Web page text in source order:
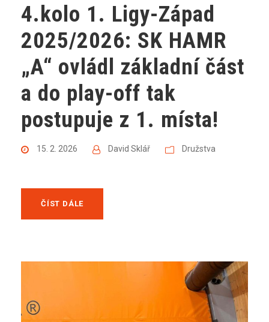
4.kolo 1. Ligy-Západ
2025/2026: SK HAMR
„A“ ovládl základní část
a do play-off tak
postupuje z 1. místa!
15. 2. 2026 David Sklář Družstva
ČÍST DÁLE